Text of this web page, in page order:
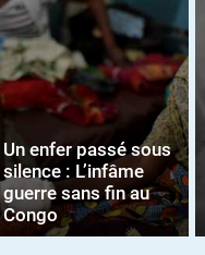
Un enfer passé sous
silence : L’infâme
guerre sans fin au
Congo